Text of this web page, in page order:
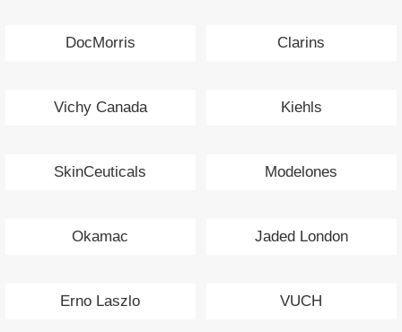
DocMorris Clarins
Vichy Canada Kiehls
SkinCeuticals Modelones
Okamac Jaded London
Erno Laszlo VUCH